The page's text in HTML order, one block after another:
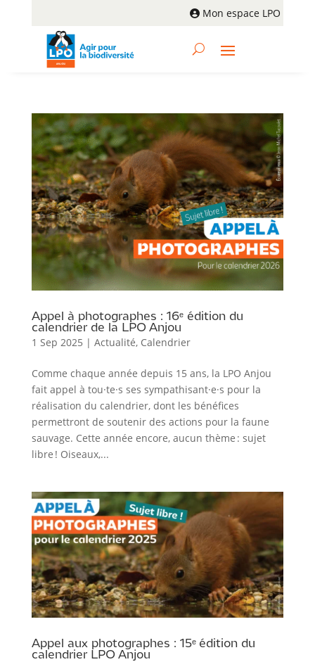
Mon espace LPO
Appel à photographes : 16ᵉ édition du
calendrier de la LPO Anjou
1 Sep 2025 | Actualité, Calendrier
Comme chaque année depuis 15 ans, la LPO Anjou
fait appel à tou·te·s ses sympathisant·e·s pour la
réalisation du calendrier, dont les bénéfices
permettront de soutenir des actions pour la faune
sauvage. Cette année encore, aucun thème : sujet
libre ! Oiseaux,...
Appel aux photographes : 15ᵉ édition du
calendrier LPO Anjou